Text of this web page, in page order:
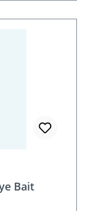
Bait